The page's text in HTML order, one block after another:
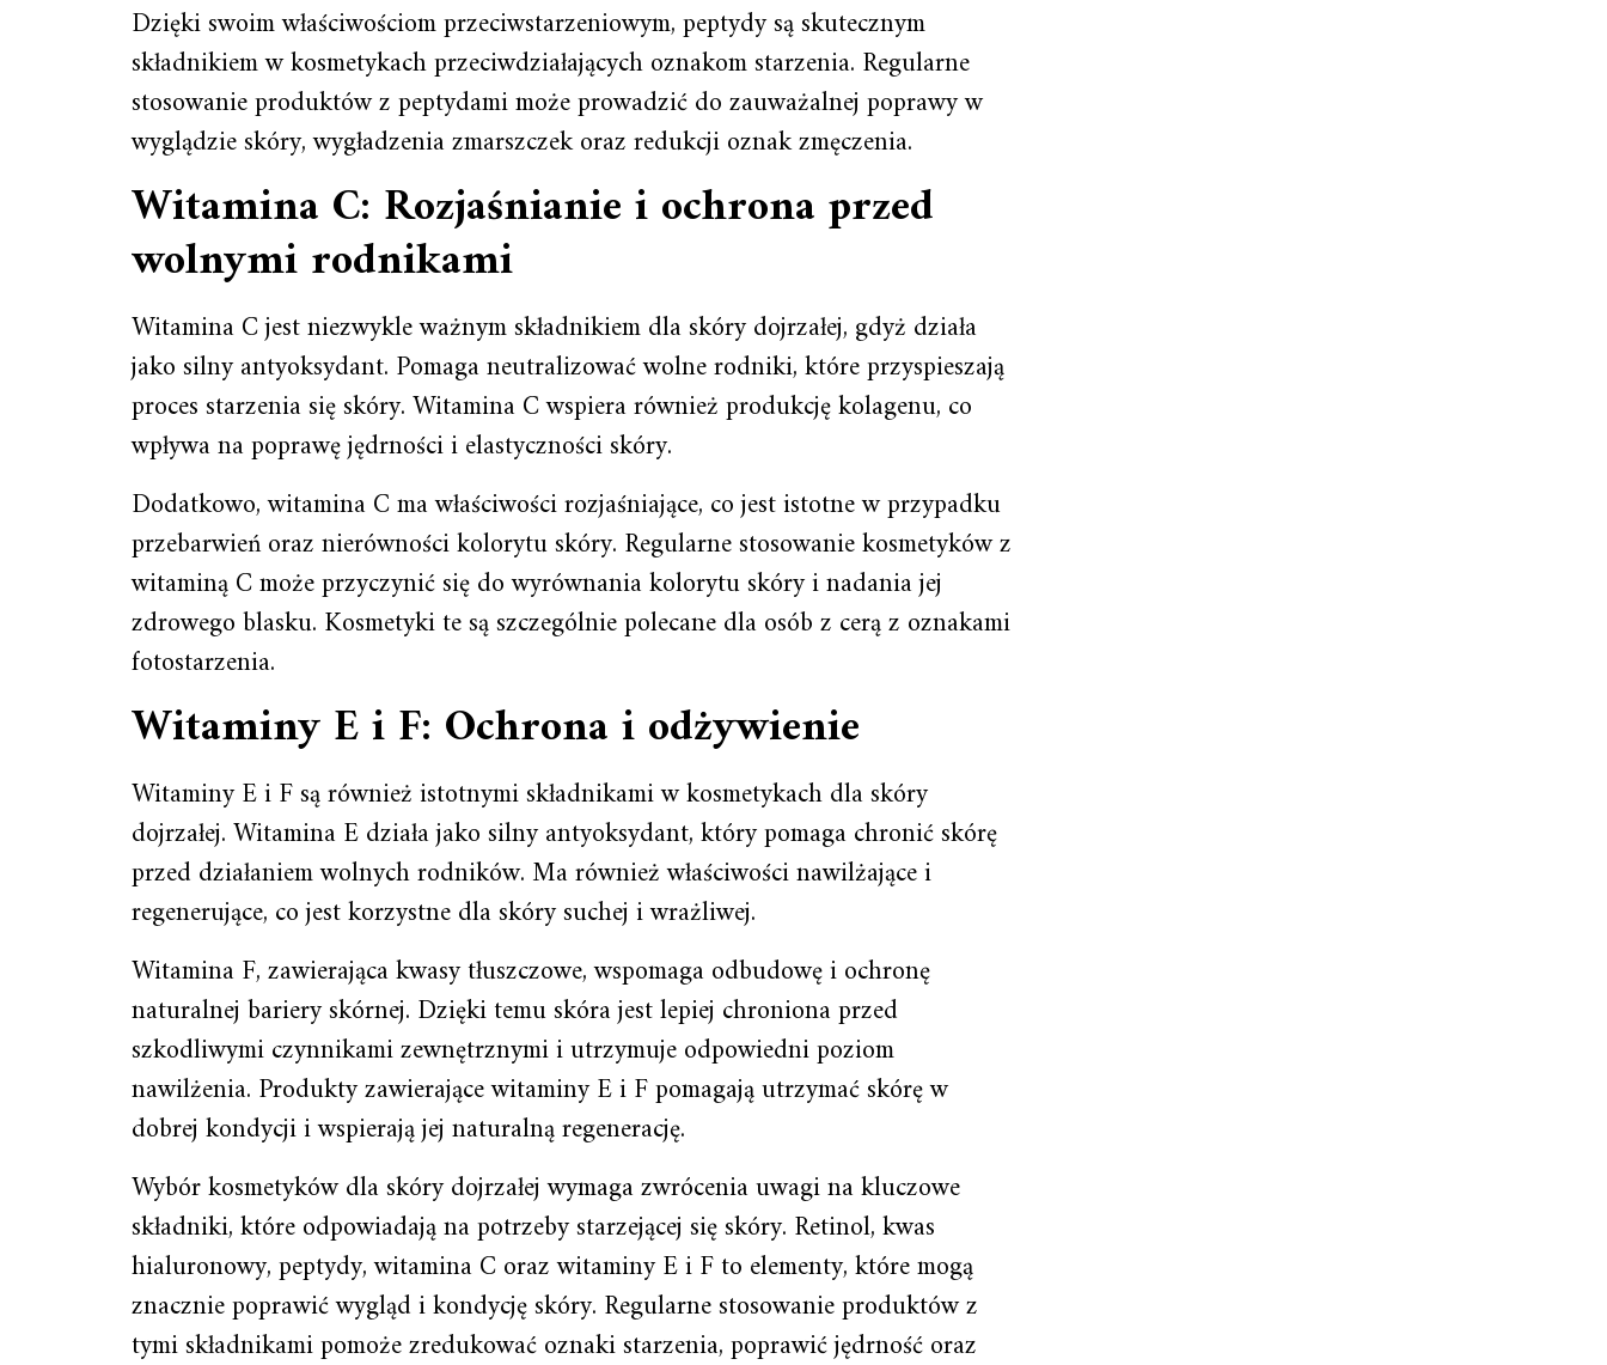
Dzięki swoim właściwościom przeciwstarzeniowym, peptydy są skutecznym
składnikiem w kosmetykach przeciwdziałających oznakom starzenia. Regularne
stosowanie produktów z peptydami może prowadzić do zauważalnej poprawy w
wyglądzie skóry, wygładzenia zmarszczek oraz redukcji oznak zmęczenia.
Witamina C: Rozjaśnianie i ochrona przed
wolnymi rodnikami
Witamina C jest niezwykle ważnym składnikiem dla skóry dojrzałej, gdyż działa
jako silny antyoksydant. Pomaga neutralizować wolne rodniki, które przyspieszają
proces starzenia się skóry. Witamina C wspiera również produkcję kolagenu, co
wpływa na poprawę jędrności i elastyczności skóry.
Dodatkowo, witamina C ma właściwości rozjaśniające, co jest istotne w przypadku
przebarwień oraz nierówności kolorytu skóry. Regularne stosowanie kosmetyków z
witaminą C może przyczynić się do wyrównania kolorytu skóry i nadania jej
zdrowego blasku. Kosmetyki te są szczególnie polecane dla osób z cerą z oznakami
fotostarzenia.
Witaminy E i F: Ochrona i odżywienie
Witaminy E i F są również istotnymi składnikami w kosmetykach dla skóry
dojrzałej. Witamina E działa jako silny antyoksydant, który pomaga chronić skórę
przed działaniem wolnych rodników. Ma również właściwości nawilżające i
regenerujące, co jest korzystne dla skóry suchej i wrażliwej.
Witamina F, zawierająca kwasy tłuszczowe, wspomaga odbudowę i ochronę
naturalnej bariery skórnej. Dzięki temu skóra jest lepiej chroniona przed
szkodliwymi czynnikami zewnętrznymi i utrzymuje odpowiedni poziom
nawilżenia. Produkty zawierające witaminy E i F pomagają utrzymać skórę w
dobrej kondycji i wspierają jej naturalną regenerację.
Wybór kosmetyków dla skóry dojrzałej wymaga zwrócenia uwagi na kluczowe
składniki, które odpowiadają na potrzeby starzejącej się skóry. Retinol, kwas
hialuronowy, peptydy, witamina C oraz witaminy E i F to elementy, które mogą
znacznie poprawić wygląd i kondycję skóry. Regularne stosowanie produktów z
tymi składnikami pomoże zredukować oznaki starzenia, poprawić jędrność oraz